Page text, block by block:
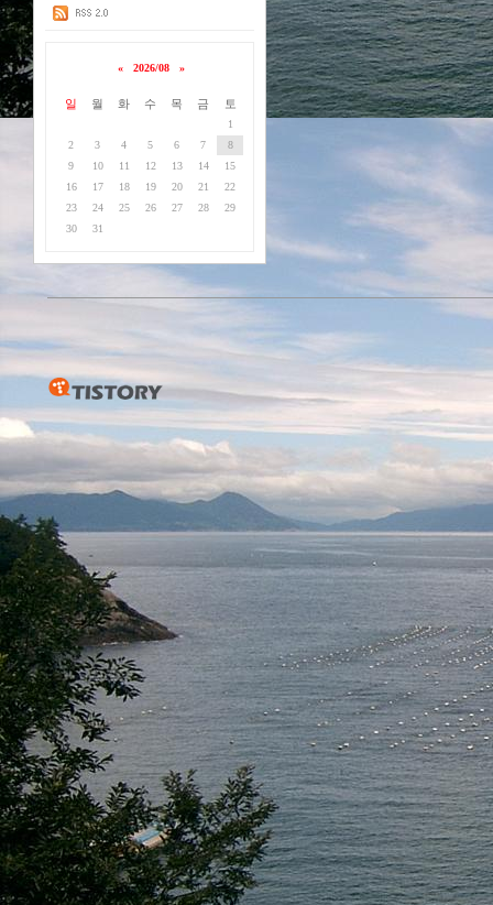
« 2026/08 »
일 월 화 수 목 금 토
1
2
3 4 5 6 7
8
9
10 11 12 13 14
15
16
17 18 19 20 21
22
23
24 25 26 27 28
29
30
31